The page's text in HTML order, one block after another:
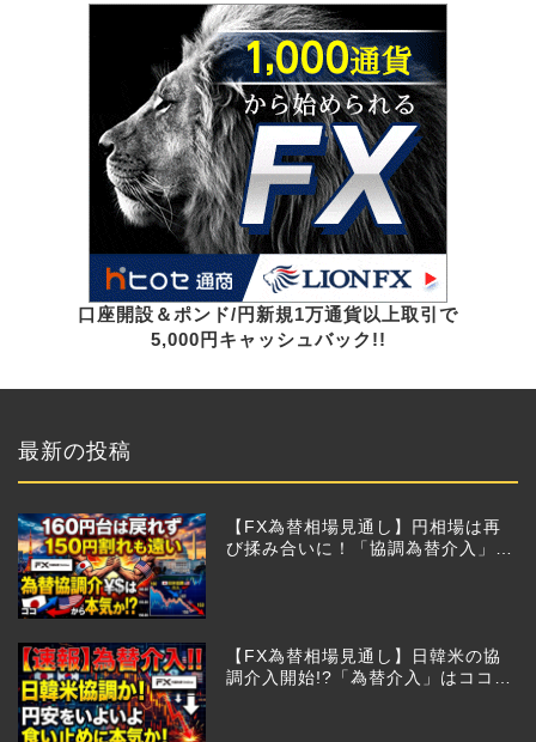
口座開設＆ポンド/円新規1万通貨以上取引で
5,000円キャッシュバック!!
最新の投稿
【FX為替相場見通し】円相場は再
び揉み合いに！「協調為替介入」再
【FX為替相場見通し】日韓米の協
調介入開始!?「為替介入」はココか